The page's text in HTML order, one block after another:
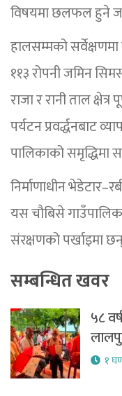
विषयमा छलफल हुने
हालसम्मको सर्वेक्षणमा
११३ रोपनी जमिन
राजा र रानी ताल क्षेत्र
पर्यटन प्रवर्द्धनबाट
पालिकाको समृद्धिमा
निर्माणाधीन
यस चौबिसे
संरक्षणको पर्खाइमा
सम्बन्धित खवर
५८
१